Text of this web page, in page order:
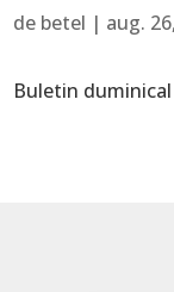
de betel | aug.
Buletin